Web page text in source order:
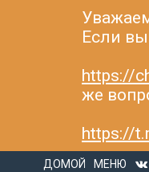
Если вы
https://
же
https://
ДОМОЙ МЕНЮ